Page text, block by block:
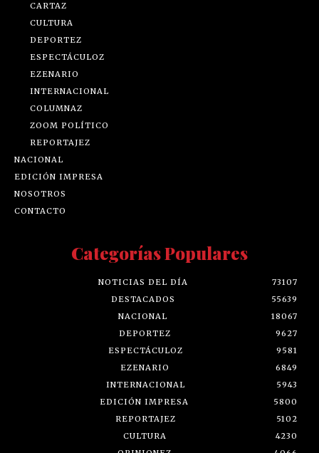
CARTAZ
CULTURA
DEPORTEZ
ESPECTÁCULOZ
EZENARIO
INTERNACIONAL
COLUMNAZ
ZOOM POLÍTICO
REPORTAJEZ
NACIONAL
EDICIÓN IMPRESA
NOSOTROS
CONTACTO
Categorías Populares
NOTICIAS DEL DÍA
73107
DESTACADOS
55639
NACIONAL
18067
DEPORTEZ
9627
ESPECTÁCULOZ
9581
EZENARIO
6849
INTERNACIONAL
5943
EDICIÓN IMPRESA
5800
REPORTAJEZ
5102
CULTURA
4230